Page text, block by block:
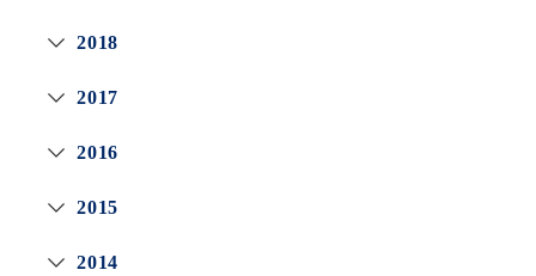
2018
2017
2016
2015
2014